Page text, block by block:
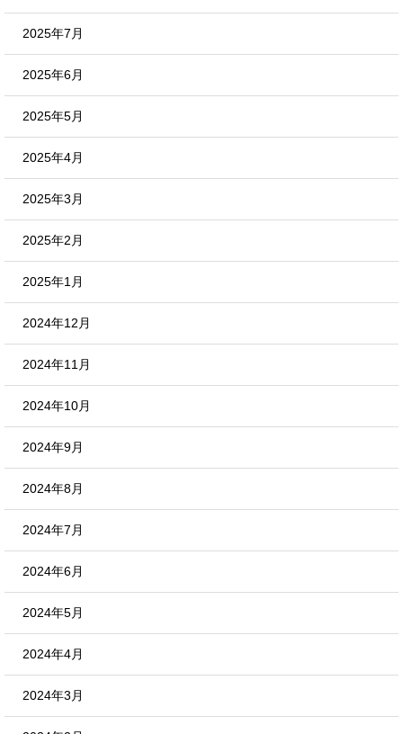
2025年7月
2025年6月
2025年5月
2025年4月
2025年3月
2025年2月
2025年1月
2024年12月
2024年11月
2024年10月
2024年9月
2024年8月
2024年7月
2024年6月
2024年5月
2024年4月
2024年3月